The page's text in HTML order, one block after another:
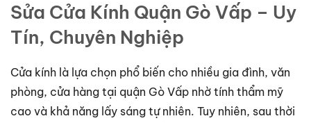
Sửa Cửa Kính Quận Gò Vấp – Uy
Tín, Chuyên Nghiệp
Cửa kính là lựa chọn phổ biến cho nhiều gia đình, văn
phòng, cửa hàng tại quận Gò Vấp nhờ tính thẩm mỹ
cao và khả năng lấy sáng tự nhiên. Tuy nhiên, sau thời